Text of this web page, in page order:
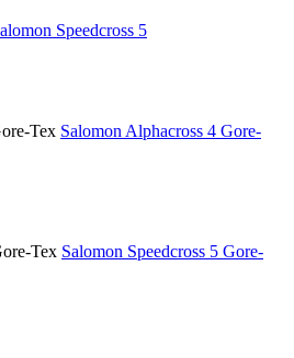
Speedcross 5
Salomon Alphacross 4 Gore-
Salomon Speedcross 5 Gore-